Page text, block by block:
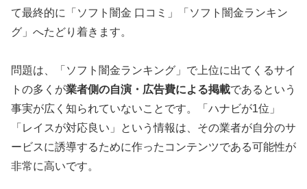
て最終的に「ソフト闇金 口コミ」「ソフト闇金ランキン
グ」へたどり着きます。
問題は、「ソフト闇金ランキング」で上位に出てくるサイ
トの多くが業者側の自演・広告費による掲載であるという
事実が広く知られていないことです。「ハナビが1位」
「レイスが対応良い」という情報は、その業者が自分のサ
ービスに誘導するために作ったコンテンツである可能性が
非常に高いです。